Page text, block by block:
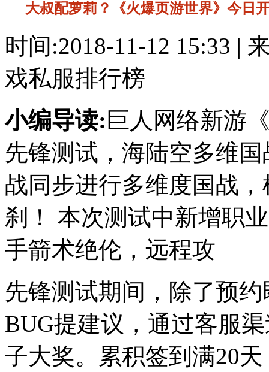
大叔配萝莉？《火爆页游世界》今日
时间:2018-11-12 15:33 |
戏私服排行榜
小编导读: 巨人网络新游
先锋测试，海陆空多维
战同步进行多维度国战
刹！ 本次测试中新增职
手箭术绝伦，远程攻
先锋测试期间，除了预
BUG提建议，通过客服
子大奖。累积签到满20